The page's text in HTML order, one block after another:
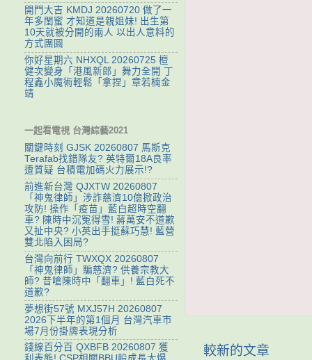
較新的文章
開門大吉 KMDJ 20260720 做了一
年多閨蜜 才知道是親姐妹! 出生第
10天就被分開的兩人 以出人意料的
方式團圓
你好星期六 NHXQL 20260725 檀
健次變身「港風新郎」舞力全開 丁
程鑫小魔術輕鬆「拿捏」章若楠金
靖
一起看電視 台灣綜藝2021
關鍵時刻 GJSK 20260807 馬斯克
Terafab找錯隊友? 英特爾18A良率
遭質疑 台積電加碼火力展示!?
前進新台灣 QJXTW 20260807
「神鬼律師」涉詐慈濟10億掀政治
攻防! 操作「疫苗」藍白超時空翻
車? 陳時中沉冤得雪! 蔣萬安不道歉
又扯中央? 小英出手挺蘇巧慧! 藍營
雙北陷入困局?
台灣向前行 TWXQX 20260807
「神鬼律師」騙慈濟? 供養宗教大
師? 昔嗆陳時中「翻車」! 藍白死不
道歉?
夢想街57號 MXJ57H 20260807
2026下半年的第1個月 台灣汽車市
場7月份掛牌表現分析
錢線百分百 QXBFB 20260807 獲